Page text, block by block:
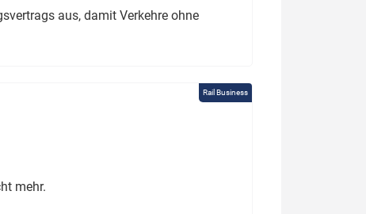
aus, damit Verkehre ohne
Rail Business
mehr.